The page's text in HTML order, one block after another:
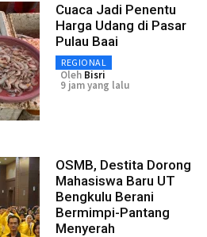
Cuaca Jadi Penentu
Harga Udang di Pasar
Pulau Baai
REGIONAL
Oleh Bisri
9 jam yang lalu
OSMB, Destita Dorong
Mahasiswa Baru UT
Bengkulu Berani
Bermimpi-Pantang
Menyerah